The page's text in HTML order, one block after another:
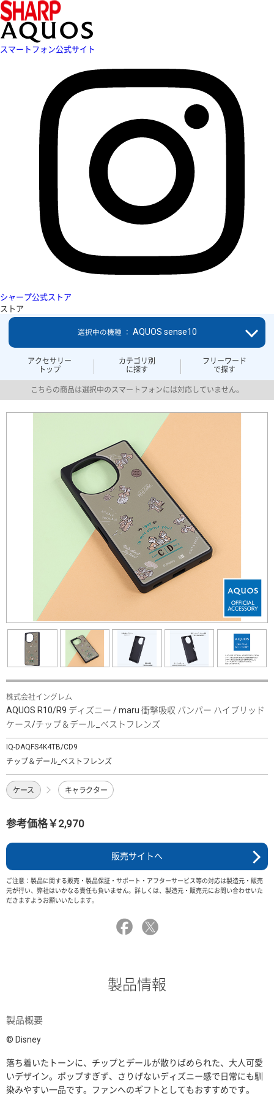
スマートフォン公式サイト
シャープ公式ストア
ストア
アクセサリー
トップ
カテゴリ別
に探す
フリーワード
で探す
選択中の機種 ： AQUOS sense10
こちらの商品は選択中のスマートフォンには対応していません。
株式会社イングレム
AQUOS R10/R9 ディズニー / maru 衝撃吸収 バンパー ハイブリッド
ケース/チップ＆デール_ベストフレンズ
IQ-DAQFS4K4TB/CD9
チップ＆デール_ベストフレンズ
ケース キャラクター
参考価格￥2,970
販売サイトへ
ご注意：製品に関する販売・製品保証・サポート・アフターサービス等の対応は製造元・販売
元が行い、弊社はいかなる責任も負いません。詳しくは、製造元・販売元にお問い合わせいた
だきますようお願いいたします。
製品情報
製品概要
© Disney
落ち着いたトーンに、チップとデールが散りばめられた、大人可愛
いデザイン。ポップすぎず、さりげないディズニー感で日常にも馴
染みやすい一品です。ファンへのギフトとしてもおすすめです。